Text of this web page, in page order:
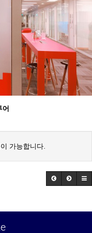
가능합니다.